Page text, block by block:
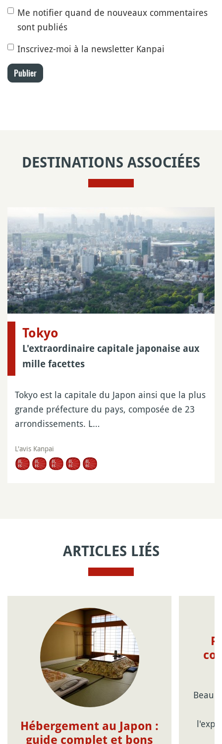
Me notifier quand de nouveaux commentaires
sont publiés
Inscrivez-moi à la newsletter Kanpai
Publier
DESTINATIONS ASSOCIÉES
Tokyo
L'extraordinaire capitale japonaise aux
mille facettes
Tokyo est la capitale du Japon ainsi que la plus
grande préfecture du pays, composée de 23
arrondissements. L…
L'avis Kanpai
ARTICLES LIÉS
Hébergement au Japon :
guide complet et bons